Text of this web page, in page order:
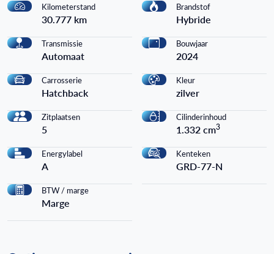
Kilometerstand
30.777 km
Brandstof
Hybride
Transmissie
Automaat
Bouwjaar
2024
Carrosserie
Hatchback
Kleur
zilver
Zitplaatsen
5
Cilinderinhoud
1.332 cm3
Energylabel
A
Kenteken
GRD-77-N
BTW / marge
Marge